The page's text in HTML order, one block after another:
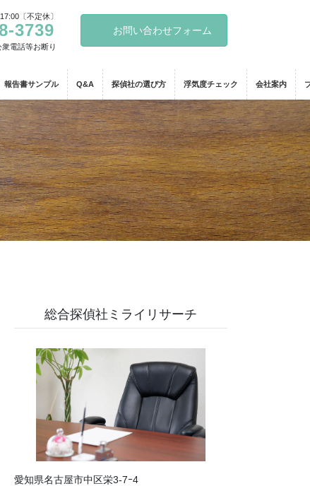
〔不定休〕
3739
電話等お断り
お問い合わせフォーム
報告書サンプル Q&A 探偵社の選び方 浮気度チェック 会社案内
総合探偵社ミライリサーチ
愛知県名古屋市中区栄3-7ｰ4